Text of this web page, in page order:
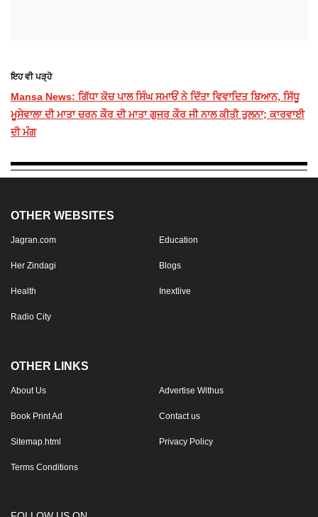
ਇਹ ਵੀ ਪੜ੍ਹੋ
Mansa News: ਗਿੱਧਾ ਕੋਚ ਪਾਲ ਸਿੰਘ ਸਮਾਓਂ ਨੇ ਦਿੱਤਾ ਵਿਵਾਦਿਤ ਬਿਆਨ, ਸਿੱਧੂ
ਮੂਸੇਵਾਲਾ ਦੀ ਮਾਤਾ ਚਰਨ ਕੌਰ ਦੀ ਮਾਤਾ ਗੁਜਰ ਕੌਰ ਜੀ ਨਾਲ ਕੀਤੀ ਤੁਲਨਾ; ਕਾਰਵਾਈ
ਦੀ ਮੰਗ
OTHER WEBSITES
Jagran.com Education
Her Zindagi Blogs
Health Inextlive
Radio City
OTHER LINKS
About Us Advertise Withus
Book Print Ad Contact us
Sitemap.html Privacy Policy
Terms Conditions